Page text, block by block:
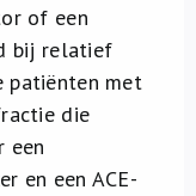
of een
bij relatief
patiënten met
die
een
en een ACE-